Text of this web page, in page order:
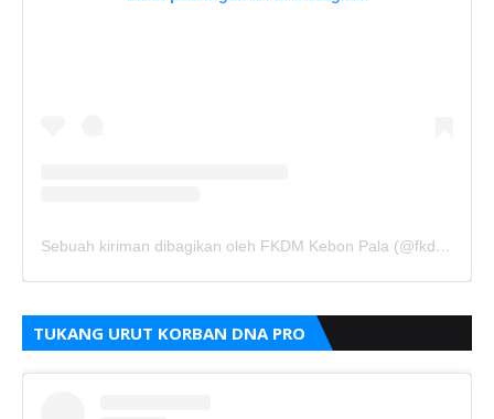
Sebuah kiriman dibagikan oleh FKDM Kebon Pala (@fkdm_kebonpala)
TUKANG URUT KORBAN DNA PRO